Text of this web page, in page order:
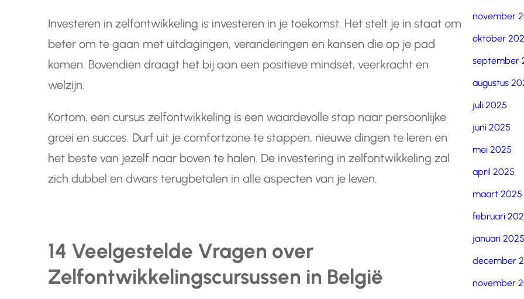
Investeren in zelfontwikkeling is investeren in je toekomst. Het stelt je in staat om
beter om te gaan met uitdagingen, veranderingen en kansen die op je pad
komen. Bovendien draagt het bij aan een positieve mindset, veerkracht en
welzijn.
Kortom, een cursus zelfontwikkeling is een waardevolle stap naar persoonlijke
groei en succes. Durf uit je comfortzone te stappen, nieuwe dingen te leren en
het beste van jezelf naar boven te halen. De investering in zelfontwikkeling zal
zich dubbel en dwars terugbetalen in alle aspecten van je leven.
14 Veelgestelde Vragen over
Zelfontwikkelingscursussen in België
november
oktober
september
augustus
juli 2025
juni 2025
mei 2025
april 2025
maart 2025
februari
januari 2025
december
november